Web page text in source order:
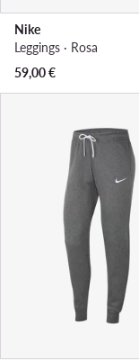
Nike
Leggings · Rosa
59,00€